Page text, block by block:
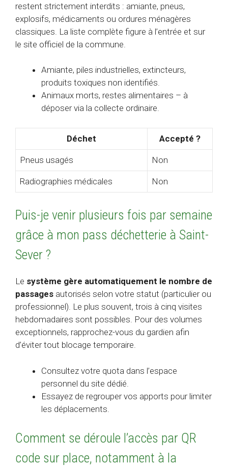
restent strictement interdits : amiante, pneus,
explosifs, médicaments ou ordures ménagères
classiques. La liste complète figure à l’entrée et sur
le site officiel de la commune.
Amiante, piles industrielles, extincteurs,
produits toxiques non identifiés.
Animaux morts, restes alimentaires – à
déposer via la collecte ordinaire.
Déchet Accepté ?
Pneus usagés Non
Radiographies médicales Non
Puis-je venir plusieurs fois par semaine
grâce à mon pass déchetterie à Saint-
Sever ?
Le système gère automatiquement le nombre de
passages autorisés selon votre statut (particulier ou
professionnel). Le plus souvent, trois à cinq visites
hebdomadaires sont possibles. Pour des volumes
exceptionnels, rapprochez-vous du gardien afin
d’éviter tout blocage temporaire.
Consultez votre quota dans l’espace
personnel du site dédié.
Essayez de regrouper vos apports pour limiter
les déplacements.
Comment se déroule l’accès par QR
code sur place, notamment à la